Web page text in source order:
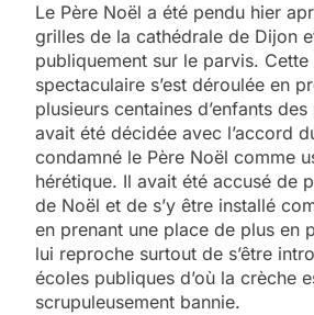
Le Père Noël a été pendu hier
grilles de la cathédrale de Dijon
publiquement sur le parvis.
spectaculaire s’est déroulée en
plusieurs centaines d’enfants
avait été décidée avec l’accord
condamné le Père Noël comme
hérétique. Il avait été accusé de
de Noël et de s’y être installé
en prenant une place de plus en
lui reproche surtout de s’être
écoles publiques d’où la crèche
scrupuleusement bannie.